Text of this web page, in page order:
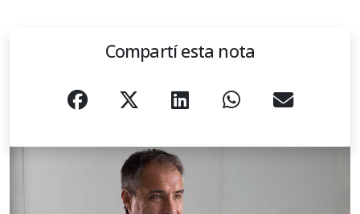
Compartí esta nota